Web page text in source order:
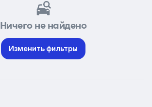
Ничего не найдено
Изменить фильтры